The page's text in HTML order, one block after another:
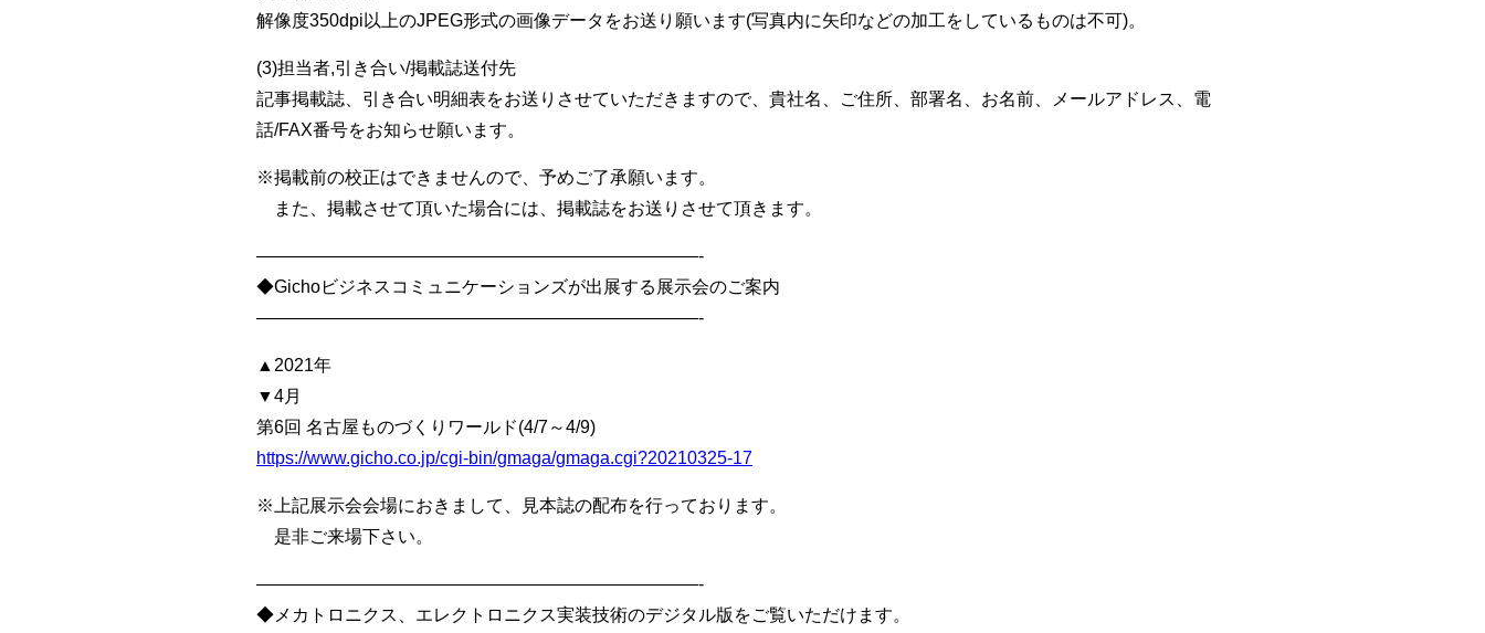
解像度350dpi以上のJPEG形式の画像データをお送り願います(写真内に矢印などの加工をしているものは不可)。
(3)担当者,引き合い/掲載誌送付先
記事掲載誌、引き合い明細表をお送りさせていただきますので、貴社名、ご住所、部署名、お名前、メールアドレス、電
話/FAX番号をお知らせ願います。
※掲載前の校正はできませんので、予めご了承願います。
また、掲載させて頂いた場合には、掲載誌をお送りさせて頂きます。
—————————————————————————-
◆Gichoビジネスコミュニケーションズが出展する展示会のご案内
—————————————————————————-
▲2021年
▼4月
第6回 名古屋ものづくりワールド(4/7～4/9)
https://www.gicho.co.jp/cgi-bin/gmaga/gmaga.cgi?20210325-17
※上記展示会会場におきまして、見本誌の配布を行っております。
是非ご来場下さい。
—————————————————————————-
◆メカトロニクス、エレクトロニクス実装技術のデジタル版をご覧いただけます。